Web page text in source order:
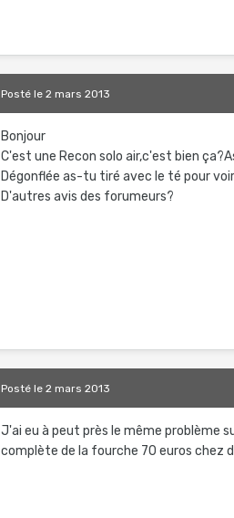
Postéle 2 mars 2013
Bonjour
C'est une Recon solo air,c'est bien
Dégonflée as-tu tiré avec le té pour
D'autres avis des forumeurs?
Postéle 2 mars 2013
J'ai eu à peut près le même problème
complète de la fourche 70 euros chez